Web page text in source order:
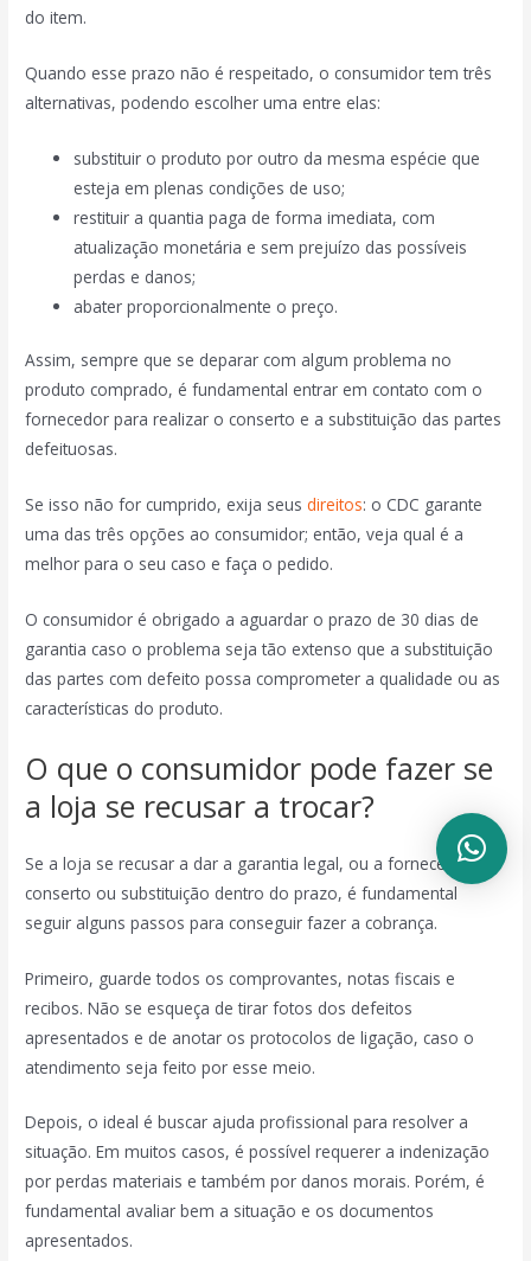
do item.
Quando esse prazo não é respeitado, o consumidor tem três
alternativas, podendo escolher uma entre elas:
substituir o produto por outro da mesma espécie que
esteja em plenas condições de uso;
restituir a quantia paga de forma imediata, com
atualização monetária e sem prejuízo das possíveis
perdas e danos;
abater proporcionalmente o preço.
Assim, sempre que se deparar com algum problema no
produto comprado, é fundamental entrar em contato com o
fornecedor para realizar o conserto e a substituição das partes
defeituosas.
Se isso não for cumprido, exija seusdireitos: o CDC garante
uma das três opções ao consumidor; então, veja qual é a
melhor para o seu caso e faça o pedido.
O consumidor é obrigado a aguardar o prazo de 30 dias de
garantia caso o problema seja tão extenso que a substituição
das partes com defeito possa comprometer a qualidade ou as
características do produto.
O que o consumidor pode fazer se
a loja se recusar a trocar?
Se a loja se recusar a dar a garantia legal, ou a fornecer o
conserto ou substituição dentro do prazo, é fundamental
seguir alguns passos para conseguir fazer a cobrança.
Primeiro, guarde todos os comprovantes, notas fiscais e
recibos. Não se esqueça de tirar fotos dos defeitos
apresentados e de anotar os protocolos de ligação, caso o
atendimento seja feito por esse meio.
Depois, o ideal é buscar ajuda profissional para resolver a
situação. Em muitos casos, é possível requerer a indenização
por perdas materiais e também por danos morais. Porém, é
fundamental avaliar bem a situação e os documentos
apresentados.